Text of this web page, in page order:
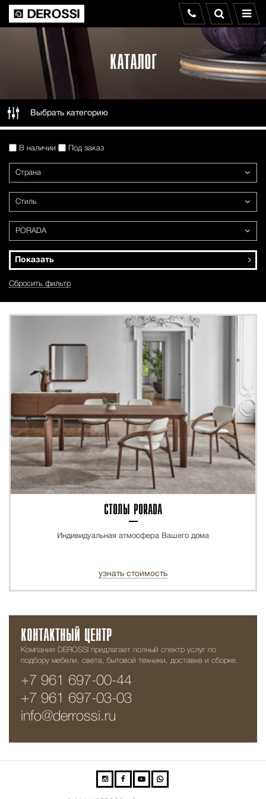
КАТАЛОГ
Выбрать категорию
В наличии Под заказ
Страна
Стиль
PORADA
Показать
Сбросить фильтр
CТОЛЫ PORADA
Индивидуальная атмосфера Вашего дома
узнать стоимость
КОНТАКТНЫЙ ЦЕНТР
Компания DEROSSI предлагает полный спектр услуг по
подбору мебели, света, бытовой техники, доставке и сборке.
+7 961 697-00-44
+7 961 697-03-03
info@derrossi.ru